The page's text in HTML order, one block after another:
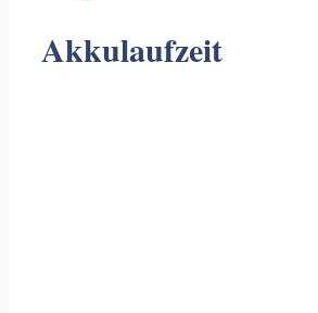
Akkulaufzeit